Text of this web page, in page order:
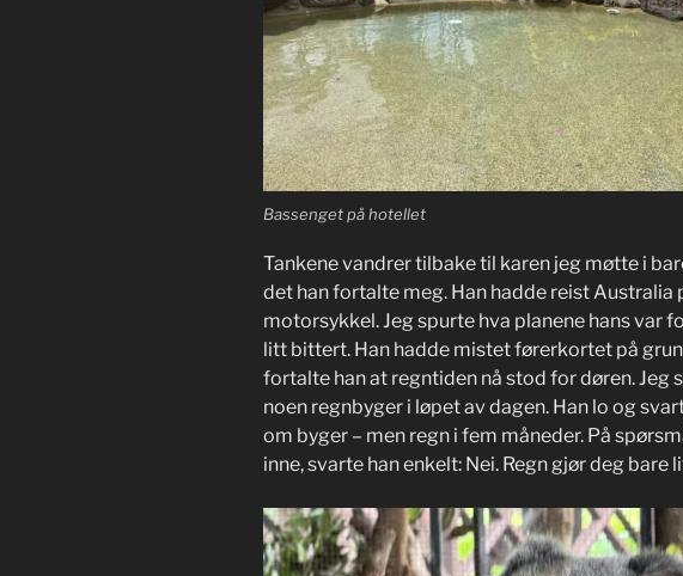
Bassenget på hotellet
Tankene vandrer tilbake til karen jeg møtte i
det han fortalte meg. Han hadde reist Australia
motorsykkel. Jeg spurte hva planene hans var
litt bittert. Han hadde mistet førerkortet på
fortalte han at regntiden nå stod for døren. Jeg
noen regnbyger i løpet av dagen. Han lo og
om byger – men regn i fem måneder. På
inne, svarte han enkelt: Nei. Regn gjør deg bare